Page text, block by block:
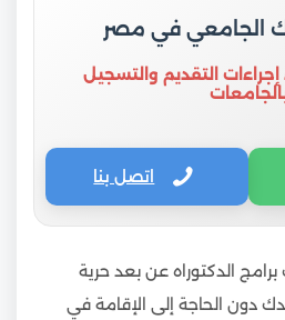
الجامعي في مصر
التقديم والتسجيل
اتصل بنا
الدكتوراه عن بعد حرية
دون الحاجة إلى الإقامة في